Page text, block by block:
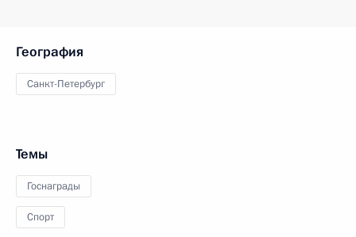
География
Санкт-Петербург
Темы
Госнаграды
Спорт